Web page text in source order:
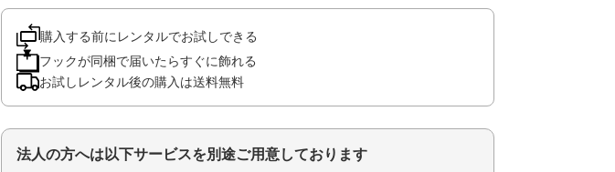
購入する前にレンタルでお試しできる
フックが同梱で届いたらすぐに飾れる
お試しレンタル後の購入は送料無料
法人の方へは以下サービスを別途ご用意しております